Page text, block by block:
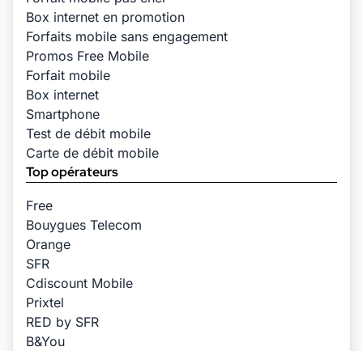
Box internet en promotion
Forfaits mobile sans engagement
Promos Free Mobile
Forfait mobile
Box internet
Smartphone
Test de débit mobile
Carte de débit mobile
Top opérateurs
Free
Bouygues Telecom
Orange
SFR
Cdiscount Mobile
Prixtel
RED by SFR
B&You